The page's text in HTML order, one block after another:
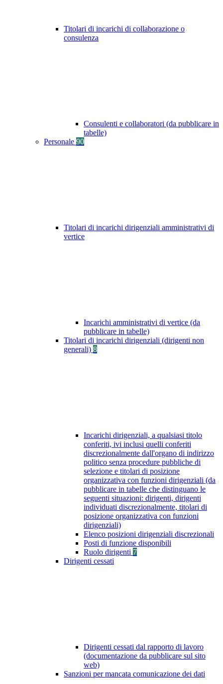
Titolari di incarichi di collaborazione o
consulenza
Consulenti e collaboratori (da pubblicare in
tabelle)
Personale 90
Titolari di incarichi dirigenziali amministrativi di
vertice
Incarichi amministrativi di vertice (da
pubblicare in tabelle)
Titolari di incarichi dirigenziali (dirigenti non
generali) 8
Incarichi dirigenziali, a qualsiasi titolo
conferiti, ivi inclusi quelli conferiti
discrezionalmente dall'organo di indirizzo
politico senza procedure pubbliche di
selezione e titolari di posizione
organizzativa con funzioni dirigenziali (da
pubblicare in tabelle che distinguano le
seguenti situazioni: dirigenti, dirigenti
individuati discrezionalmente, titolari di
posizione organizzativa con funzioni
dirigenziali)
Elenco posizioni dirigenziali discrezionali
Posti di funzione disponibili
Ruolo dirigenti 7
Dirigenti cessati
Dirigenti cessati dal rapporto di lavoro
(documentazione da pubblicare sul sito
web)
Sanzioni per mancata comunicazione dei dati